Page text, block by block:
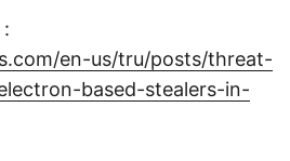
:
en-us/tru/posts/threat-
based-stealers-in-